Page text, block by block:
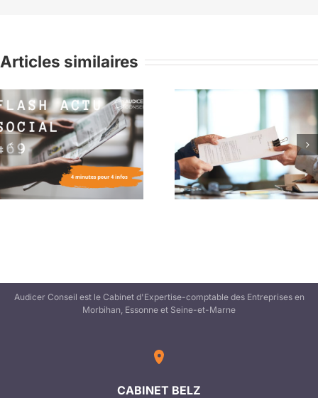
Articles similaires
Le saviez-vous ? Le
mandat social à effet
différé !
Flash Actu Social
4 minutes pour 4
Audicer Conseil est le Cabinet d'Expertise-comptable des Entreprises en
Morbihan, Essonne et Seine-et-Marne
CABINET BELZ